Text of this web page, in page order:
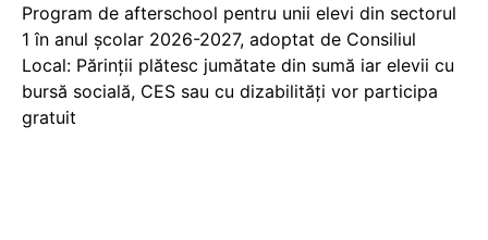
Program de afterschool pentru unii elevi din sectorul
1 în anul școlar 2026-2027, adoptat de Consiliul
Local: Părinții plătesc jumătate din sumă iar elevii cu
bursă socială, CES sau cu dizabilităţi vor participa
gratuit